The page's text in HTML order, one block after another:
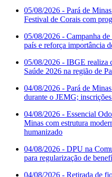
05/08/2026 - Pará de
Festival de Corais com
05/08/2026 - Campanha
país e reforça importância
05/08/2026 - IBGE realiza
Saúde 2026 na região de
04/08/2026 - Pará de
durante o JEMG;
04/08/2026 - Essencial
Minas com estrutura
humanizado
04/08/2026 - DPU na
para regularização de
04/08/2026 - Retirada de